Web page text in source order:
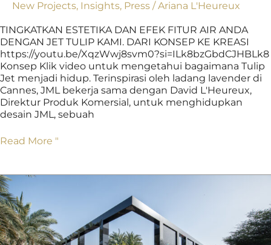
New Projects, Insights, Press /Ariana L'Heureux
TINGKATKAN ESTETIKA DAN EFEK FITUR AIR ANDA
DENGAN JET TULIP KAMI. DARI KONSEP KE KREASI
https://youtu.be/XqzWwj8svm0?si=ILk8bzGbdCJHBLk8
Konsep Klik video untuk mengetahui bagaimana Tulip
Jet menjadi hidup. Terinspirasi oleh ladang lavender di
Cannes, JML bekerja sama dengan David L'Heureux,
Direktur Produk Komersial, untuk menghidupkan
desain JML, sebuah
Read More "
Memenuhi
Kebutuhan
Lanskap
di
Asia
Tenggara